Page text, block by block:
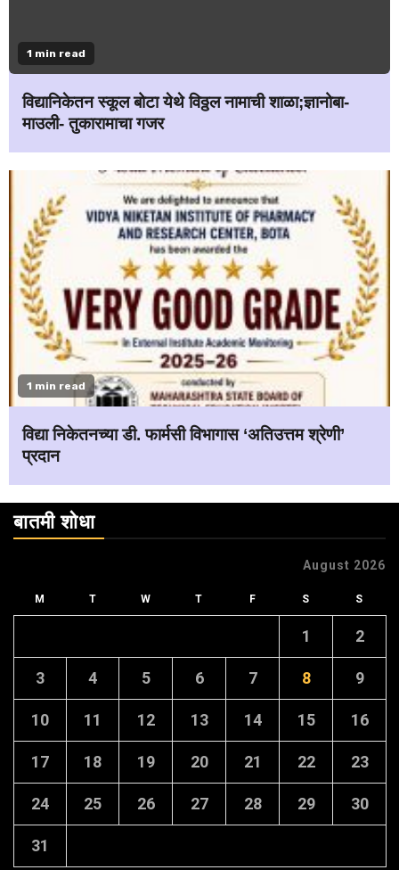
1 min read
विद्यानिकेतन स्कूल बोटा येथे विठ्ठल नामाची शाळा;ज्ञानोबा-
माउली- तुकारामाचा गजर
1 min read
विद्या निकेतनच्या डी. फार्मसी विभागास ‘अतिउत्तम श्रेणी’
प्रदान
बातमी शोधा
August 2026
M T W T F S S
1 2
3 4 5 6 7 8 9
10 11 12 13 14 15 16
17 18 19 20 21 22 23
24 25 26 27 28 29 30
31